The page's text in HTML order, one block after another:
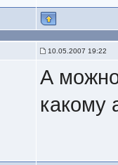
10.05.2007 19:22
А можно
какому